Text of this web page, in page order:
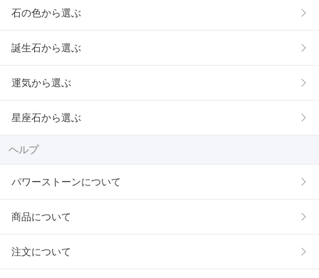
石の色から選ぶ
誕生石から選ぶ
運気から選ぶ
星座石から選ぶ
ヘルプ
パワーストーンについて
商品について
注文について